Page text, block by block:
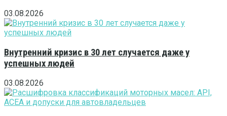
03.08.2026
Внутренний кризис в 30 лет случается даже у
успешных людей
03.08.2026